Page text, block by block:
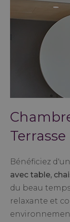
Terrasse
Bénéficiez d'un
avec table,
du beau
relaxante et